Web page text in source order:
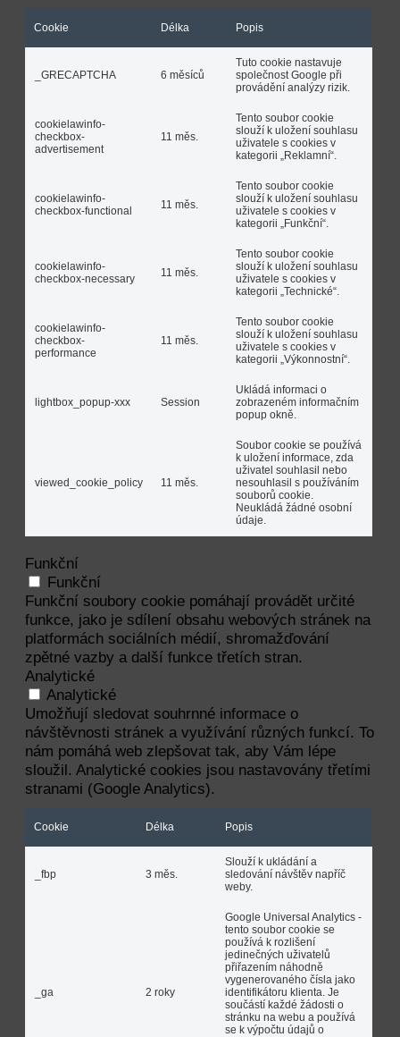
Cookie Délka Popis
_GRECAPTCHA 6 měsíců
Tuto cookie nastavuje
společnost Google při
provádění analýzy rizik.
cookielawinfo-
checkbox-
advertisement
11 měs.
Tento soubor cookie
slouží k uložení souhlasu
uživatele s cookies v
kategorii „Reklamní“.
cookielawinfo-
checkbox-functional
11 měs.
Tento soubor cookie
slouží k uložení souhlasu
uživatele s cookies v
kategorii „Funkční“.
cookielawinfo-
checkbox-necessary
11 měs.
Tento soubor cookie
slouží k uložení souhlasu
uživatele s cookies v
kategorii „Technické“.
cookielawinfo-
checkbox-
performance
11 měs.
Tento soubor cookie
slouží k uložení souhlasu
uživatele s cookies v
kategorii „Výkonnostní“.
lightbox_popup-xxx Session
Ukládá informaci o
zobrazeném informačním
popup okně.
viewed_cookie_policy 11 měs.
Soubor cookie se používá
k uložení informace, zda
uživatel souhlasil nebo
nesouhlasil s používáním
souborů cookie.
Neukládá žádné osobní
údaje.
Funkční
Funkční
Funkční soubory cookie pomáhají provádět určité
funkce, jako je sdílení obsahu webových stránek na
platformách sociálních médií, shromažďování
zpětné vazby a další funkce třetích stran.
Analytické
Analytické
Umožňují sledovat souhrnné informace o
návštěvnosti stránek a využívání různých funkcí. To
nám pomáhá web zlepšovat tak, aby Vám lépe
sloužil. Analytické cookies jsou nastavovány třetími
stranami (Google Analytics).
Cookie Délka Popis
_fbp 3 měs.
Slouží k ukládání a
sledování návštěv napříč
weby.
_ga 2 roky
Google Universal Analytics -
tento soubor cookie se
používá k rozlišení
jedinečných uživatelů
přiřazením náhodně
vygenerovaného čísla jako
identifikátoru klienta. Je
součástí každé žádosti o
stránku na webu a používá
se k výpočtu údajů o